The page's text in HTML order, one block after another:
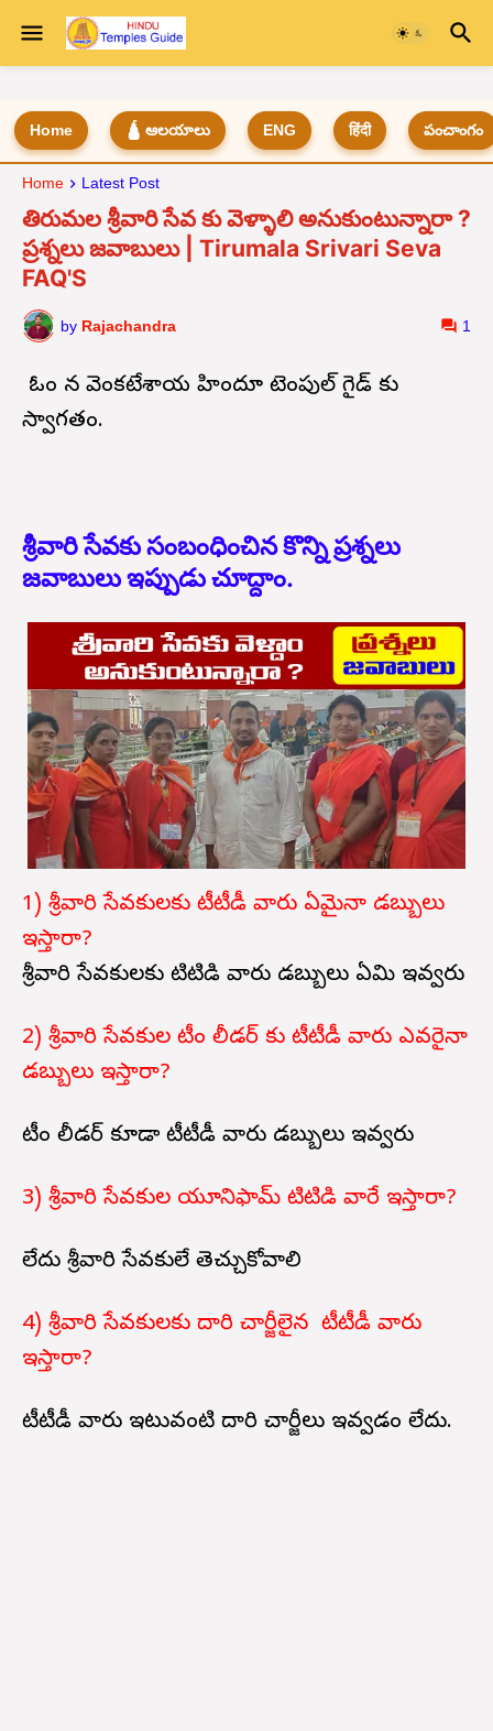
Home 🛕 ఆలయాలు ENG हिंदी పంచాంగం
Home Latest Post
తిరుమల శ్రీవారి సేవ కు వెళ్ళాలి అనుకుంటున్నారా ?
ప్రశ్నలు జవాబులు | Tirumala Srivari Seva
FAQ'S
by Rajachandra 1
ఓం నమో వెంకటేశాయ హిందూ టెంపుల్ గైడ్ కు
స్వాగతం.
శ్రీవారి సేవకు సంబంధించిన కొన్ని ప్రశ్నలు
జవాబులు ఇప్పుడు చూద్దాం.
1) శ్రీవారి సేవకులకు టీటీడీ వారు ఏమైనా డబ్బులు
ఇస్తారా?
శ్రీవారి సేవకులకు టిటిడి వారు డబ్బులు ఏమి ఇవ్వరు
2) శ్రీవారి సేవకుల టీం లీడర్ కు టీటీడీ వారు ఎవరైనా
డబ్బులు ఇస్తారా?
టీం లీడర్ కూడా టీటీడీ వారు డబ్బులు ఇవ్వరు
3) శ్రీవారి సేవకుల యూనిఫామ్ టిటిడి వారే ఇస్తారా?
లేదు శ్రీవారి సేవకులే తెచ్చుకోవాలి
4) శ్రీవారి సేవకులకు దారి చార్జీలైన టీటీడీ వారు
ఇస్తారా?
టీటీడీ వారు ఇటువంటి దారి చార్జీలు ఇవ్వడం లేదు.